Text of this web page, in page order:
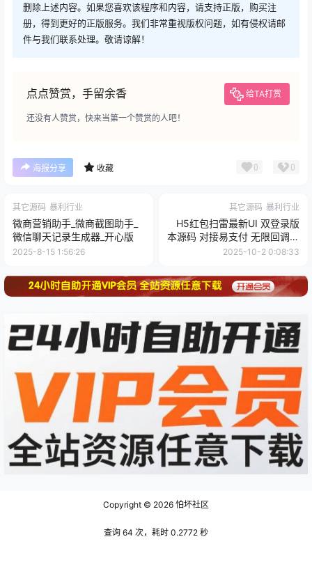
删除上述内容。如果您喜欢该程序和内容，请支持正版，购买注
册，得到更好的正版服务。我们非常重视版权问题，如有侵权请邮
件与我们联系处理。敬请谅解！
点点赞赏，手留余香 给TA打赏
还没有人赞赏，快来当第一个赞赏的人吧！
海报分享 收藏 0 0
其它源码 暴利行业
微商营销助手_微商截图助手_
微信聊天记录生成器_开心版
2025-8-15 1:56:26
其它源码 暴利行业
H5红包扫雷最新UI 双登录版
本源码 对接易支付 无限回调版
注册登录版 附搭建教程
2025-10-2 0:08:33
Copyright © 2026 怕坏社区
查询 64 次，耗时 0.2772 秒